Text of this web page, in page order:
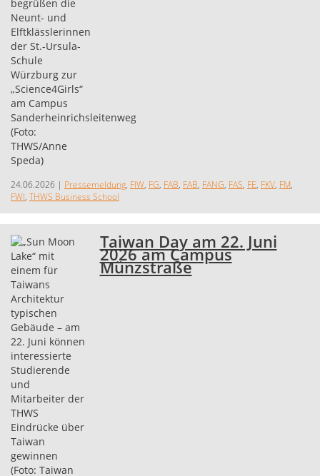
24.06.2026 | Pressemeldung, FIW, FG, FAB, FAB, FANG, FAS, FE, FKV, FM,
FWI, THWS Business School
Taiwan Day am 22. Juni
2026 am Campus
Münzstraße